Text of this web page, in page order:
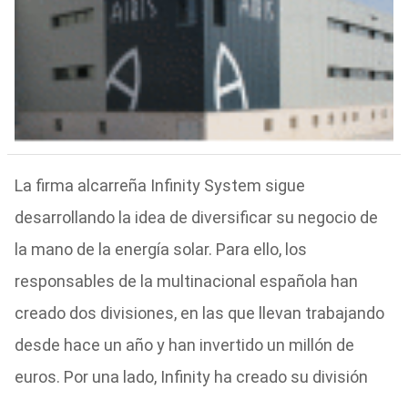
La firma alcarreña Infinity System sigue
desarrollando la idea de diversificar su negocio de
la mano de la energía solar. Para ello, los
responsables de la multinacional española han
creado dos divisiones, en las que llevan trabajando
desde hace un año y han invertido un millón de
euros. Por una lado, Infinity ha creado su división